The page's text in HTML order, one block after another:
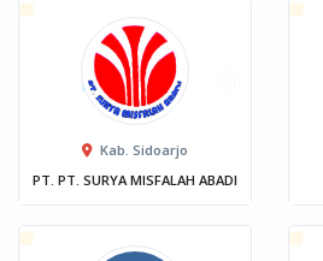
Kab. Sidoarjo
PT. PT. SURYA MISFALAH ABADI